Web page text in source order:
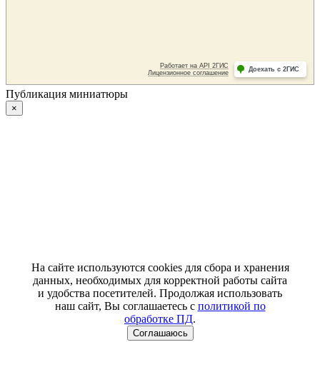
Публикация миниатюры
×
На сайте используются cookies для сбора и хранения
данных, необходимых для корректной работы сайта
и удобства посетителей. Продолжая использовать
наш сайт, Вы соглашаетесь с политикой по
обработке ПД.
Соглашаюсь